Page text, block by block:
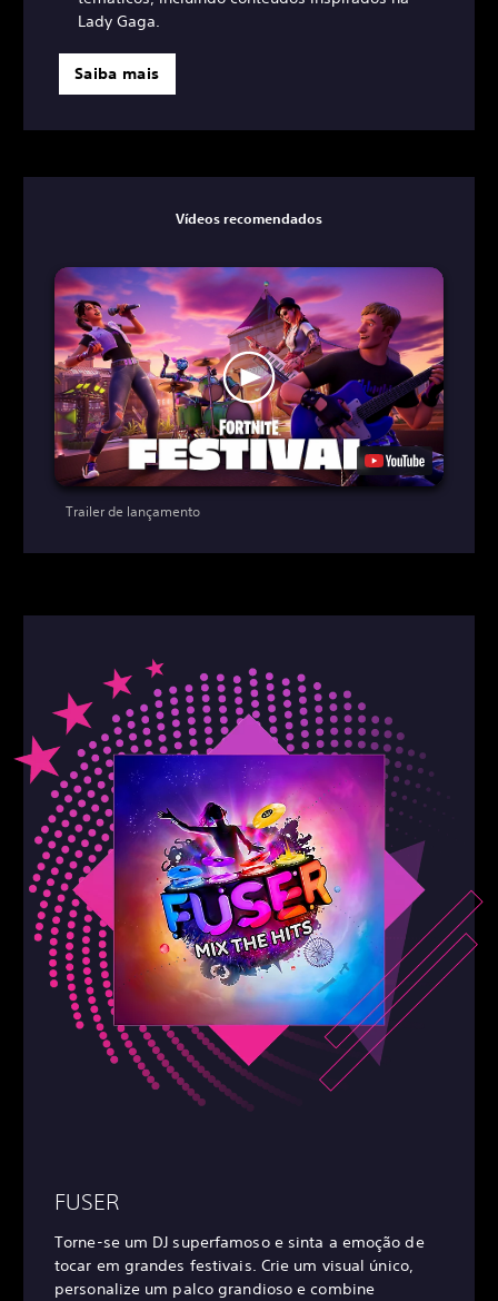
Lady Gaga.
Saiba mais
Vídeos recomendados
Trailer de lançamento
FUSER
Torne-se um DJ superfamoso e sinta a emoção de
tocar em grandes festivais. Crie um visual único,
personalize um palco grandioso e combine